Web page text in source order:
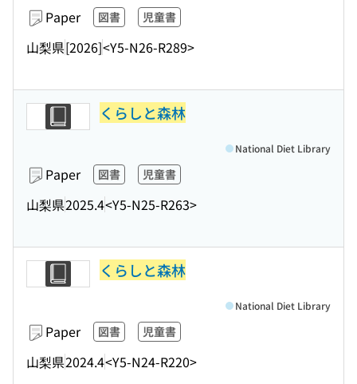
Paper 図書 児童書
山梨県[2026]<Y5-N26-R289>
くらしと森林
Paper 図書 児童書
山梨県2025.4<Y5-N25-R263>
National Diet Library
くらしと森林
Paper 図書 児童書
山梨県2024.4<Y5-N24-R220>
National Diet Library